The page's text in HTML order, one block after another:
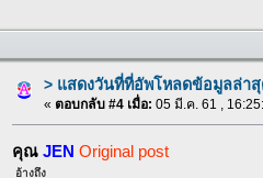
> แสดงวันที่ที่อัพโหลดข้อมูลล่า
« ตอบกลับ #4 เมื่อ: 05 มี.ค. 61 ,
คุณJEN Original post
อ้างถึง